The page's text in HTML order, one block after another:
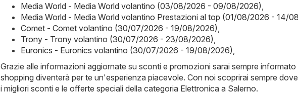
Media World - Media World volantino (03/08/2026 - 09/08/2026)
Media World - Media World volantino Prestazioni al top (01/08/2026 - 14/
Comet - Comet volantino (30/07/2026 - 19/08/2026)
Trony - Trony volantino (30/07/2026 - 23/08/2026)
Euronics - Euronics volantino (30/07/2026 - 19/08/2026)
Grazie alle informazioni aggiornate su sconti e promozioni sarai sempre informato
shopping diventerà per te un'esperienza piacevole. Con noi scoprirai sempre
i migliori sconti e le offerte speciali della categoria Elettronica a Salerno.